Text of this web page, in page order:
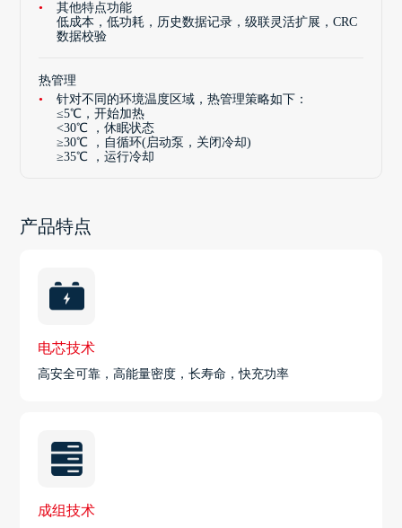
其他特点功能
低成本，低功耗，历史数据记录，级联灵活扩展，CRC
数据校验
热管理
针对不同的环境温度区域，热管理策略如下：
≤5℃，开始加热
<30℃ ，休眠状态
≥30℃ ，自循环(启动泵，关闭冷却)
≥35℃ ，运行冷却
产品特点
电芯技术
高安全可靠，高能量密度，长寿命，快充功率
成组技术